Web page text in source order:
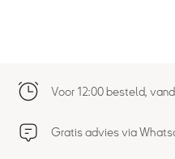
Voor 12:00 besteld,
Gratis advies via